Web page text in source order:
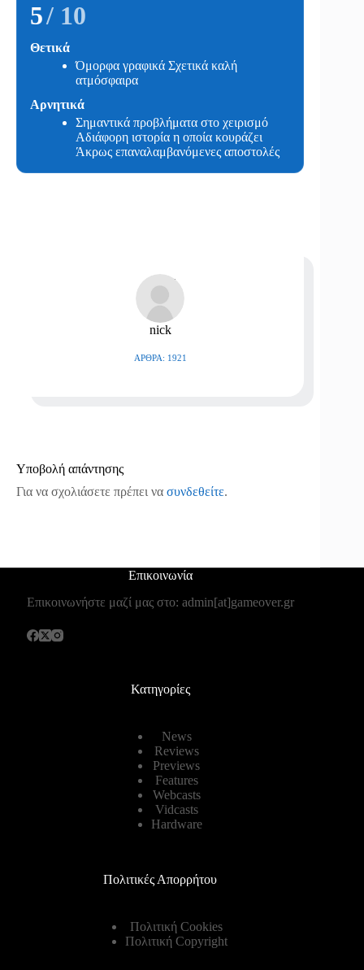
5/ 10
Θετικά
Όμορφα γραφικά Σχετικά καλή
ατμόσφαιρα
Αρνητικά
Σημαντικά προβλήματα στο χειρισμό
Αδιάφορη ιστορία η οποία κουράζει
Άκρως επαναλαμβανόμενες αποστολές
nick
ΆΡΘΡΑ: 1921
Υποβολή απάντησης
Για να σχολιάσετε πρέπει να συνδεθείτε.
Επικοινωνία
Επικοινωνήστε μαζί μας στο: admin[at]gameover.gr
Κατηγορίες
News
Reviews
Previews
Features
Webcasts
Vidcasts
Hardware
Πολιτικές Απορρήτου
Πολιτική Cookies
Πολιτική Copyright